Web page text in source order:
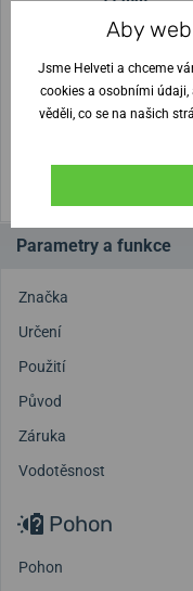
(U tisku
Parametry a funkce
Značka
Určení
Použití
Původ
Záruka
Vodotěsnost
Pohon
Pohon
Aby
Jsme Helveti a chceme
cookies a osobními údaji,
věděli, co se na našich